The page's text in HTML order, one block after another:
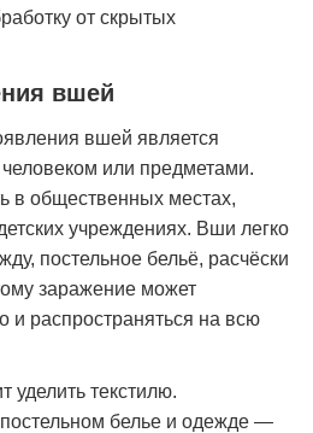
от скрытых
вшей
вшей является
или предметами.
в общественных местах,
учреждениях. Вши легко
постельное бельё, расчёски
заражение может
и распространяться на всю
уделить текстилю.
белье и одежде —